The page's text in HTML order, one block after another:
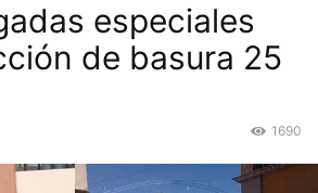
especiales
de basura 25
1690